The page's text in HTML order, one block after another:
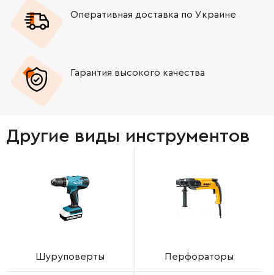
Оперативная доставка по Украине
Гарантия высокого качества
Другие виды инструментов
Шуруповерты Перфораторы